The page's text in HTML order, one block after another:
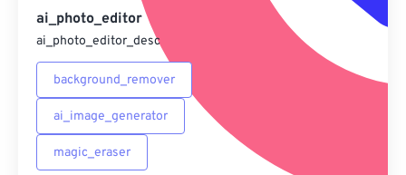
ai_photo_editor
ai_photo_editor_desc
background_remover
ai_image_generator
magic_eraser